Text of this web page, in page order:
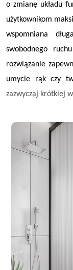
o zmianę układu
użytkownikom
wspomniana
swobodnego
rozwiązanie
umycie rąk czy
zazwyczaj krótkiej